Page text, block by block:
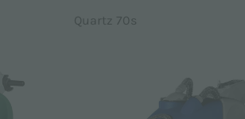
Quartz 70s